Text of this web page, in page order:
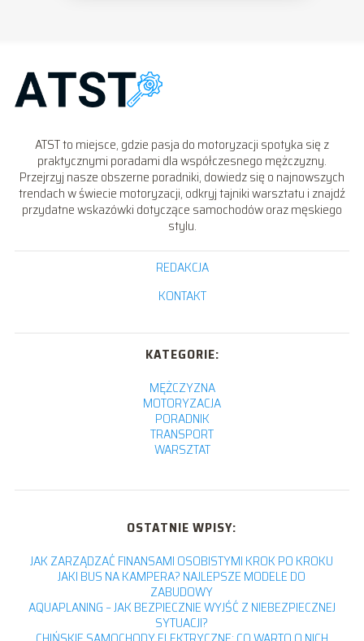
ATST to miejsce, gdzie pasja do motoryzacji spotyka się z
praktycznymi poradami dla współczesnego mężczyzny.
Przejrzyj nasze obszerne poradniki, dowiedz się o najnowszych
trendach w świecie motoryzacji, odkryj tajniki warsztatu i znajdź
przydatne wskazówki dotyczące samochodów oraz męskiego
stylu.
REDAKCJA
KONTAKT
KATEGORIE:
MĘŻCZYZNA
MOTORYZACJA
PORADNIK
TRANSPORT
WARSZTAT
OSTATNIE WPISY:
JAK ZARZĄDZAĆ FINANSAMI OSOBISTYMI KROK PO KROKU
JAKI BUS NA KAMPERA? NAJLEPSZE MODELE DO
ZABUDOWY
AQUAPLANING – JAK BEZPIECZNIE WYJŚĆ Z NIEBEZPIECZNEJ
SYTUACJI?